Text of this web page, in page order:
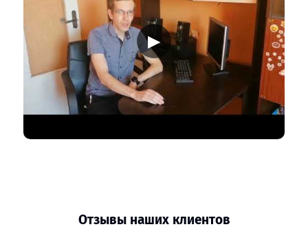
▶
Отзывы наших клиентов